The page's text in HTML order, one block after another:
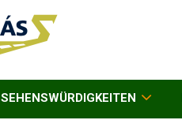
SEHENSWÜRDIGKEITEN